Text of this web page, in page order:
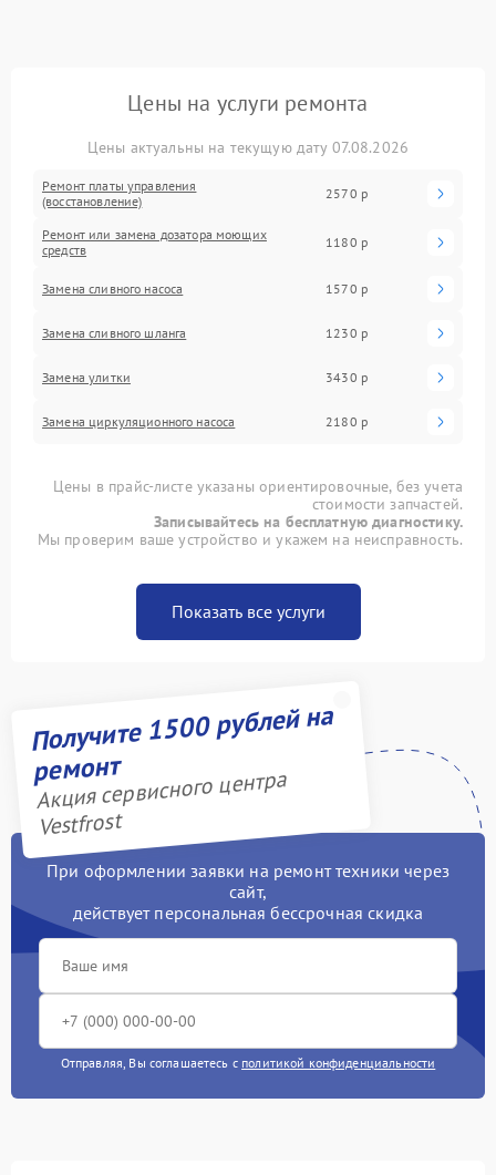
Цены на услуги ремонта
Цены актуальны на текущую дату 07.08.2026
Ремонт платы управления
(восстановление)
2570 р
Ремонт или замена дозатора моющих
средств
1180 р
Замена сливного насоса 1570 р
Замена сливного шланга 1230 р
Замена улитки 3430 р
Замена циркуляционного насоса 2180 р
Цены в прайс-листе указаны ориентировочные, без учета
стоимости запчастей.
Записывайтесь на бесплатную диагностику.
Мы проверим ваше устройство и укажем на неисправность.
Показать все услуги
Получите 1500 рублей на
ремонт
Акция сервисного центра
Vestfrost
При оформлении заявки на ремонт техники через
сайт,
действует персональная бессрочная скидка
Отправляя, Вы соглашаетесь с политикой конфиденциальности